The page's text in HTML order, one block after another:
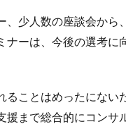
、少人数の座談会から
ナーは、今後の選考
ることはめったにない
援まで総合的にコンサ